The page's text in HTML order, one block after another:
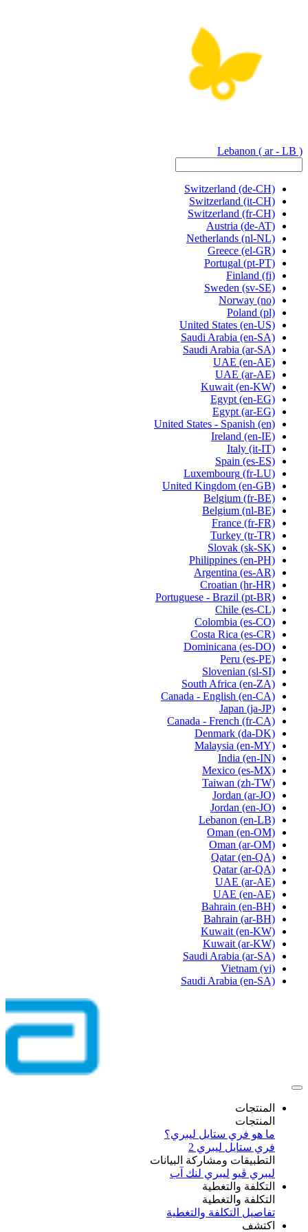
Lebanon ( ar - LB )
Switzerland (de-CH)
Switzerland (it-CH)
Switzerland (fr-CH)
Austria (de-AT)
Netherlands (nl-NL)
Greece (el-GR)
Portugal (pt-PT)
Finland (fi)
Sweden (sv-SE)
Norway (no)
Poland (pl)
United States (en-US)
Saudi Arabia (en-SA)
Saudi Arabia (ar-SA)
UAE (en-AE)
UAE (ar-AE)
Kuwait (en-KW)
Egypt (en-EG)
Egypt (ar-EG)
United States - Spanish (en)
Ireland (en-IE)
Italy (it-IT)
Spain (es-ES)
Luxembourg (fr-LU)
United Kingdom (en-GB)
Belgium (fr-BE)
Belgium (nl-BE)
France (fr-FR)
Turkey (tr-TR)
Slovak (sk-SK)
Philippines (en-PH)
Argentina (es-AR)
Croatian (hr-HR)
Portuguese - Brazil (pt-BR)
Chile (es-CL)
Colombia (es-CO)
Costa Rica (es-CR)
Dominicana (es-DO)
Peru (es-PE)
Slovenian (sl-SI)
South Africa (en-ZA)
Canada - English (en-CA)
Japan (ja-JP)
Canada - French (fr-CA)
Denmark (da-DK)
Malaysia (en-MY)
India (en-IN)
Mexico (es-MX)
Taiwan (zh-TW)
Jordan (ar-JO)
Jordan (en-JO)
Lebanon (en-LB)
Oman (en-OM)
Oman (ar-OM)
Qatar (en-QA)
Qatar (ar-QA)
UAE (ar-AE)
UAE (en-AE)
Bahrain (en-BH)
Bahrain (ar-BH)
Kuwait (en-KW)
Kuwait (ar-KW)
Saudi Arabia (ar-SA)
Vietnam (vi)
Saudi Arabia (en-SA)
المنتجات
المنتجات
ما هو فري ستايل ليبري؟
فري ستايل ليبري 2
التطبيقات ومشاركة البيانات
ليبري ڤيو ليبري لنك آب
التكلفة والتغطية
التكلفة والتغطية
تفاصيل التكلفة والتغطية
اكتشف​